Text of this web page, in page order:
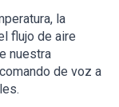
la
flujo de aire
nuestra
de voz a